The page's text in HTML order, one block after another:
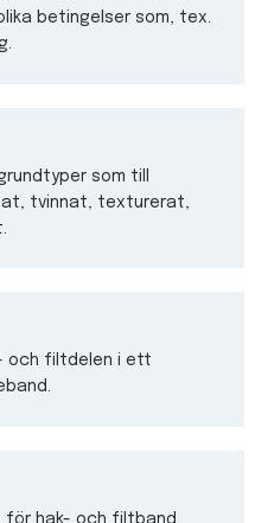
betingelser som, tex.
som till
tvinnat, texturerat,
och filtdelen i ett
för hak- och filtband,